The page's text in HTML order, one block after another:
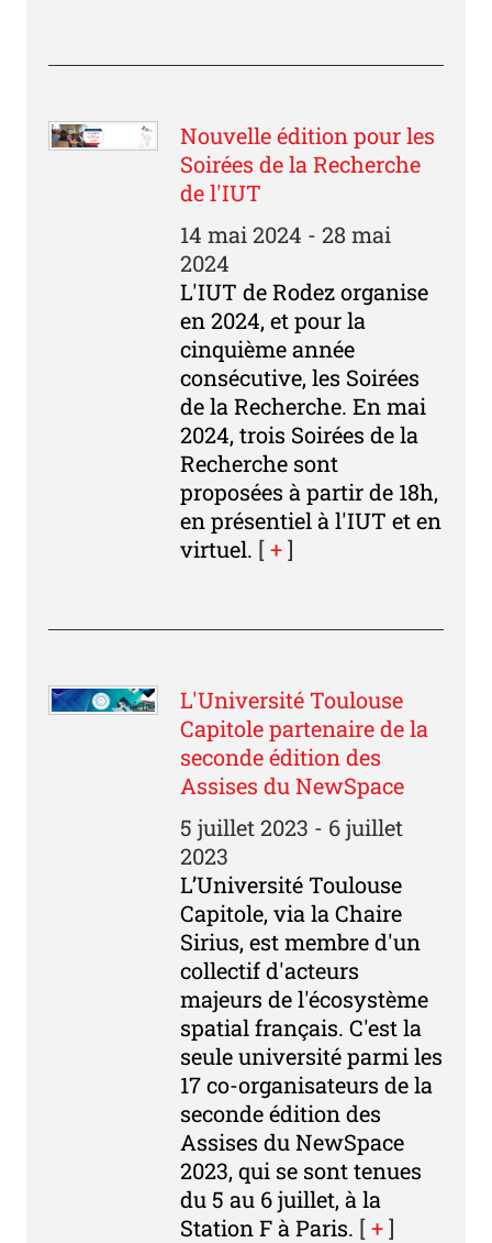
Nouvelle édition pour les
Soirées de la Recherche
de l'IUT
14 mai 2024 - 28 mai
2024
L'IUT de Rodez organise
en 2024, et pour la
cinquième année
consécutive, les Soirées
de la Recherche. En mai
2024, trois Soirées de la
Recherche sont
proposées à partir de 18h,
en présentiel à l'IUT et en
virtuel. [+]
L'Université Toulouse
Capitole partenaire de la
seconde édition des
Assises du NewSpace
5 juillet 2023 - 6 juillet
2023
L’Université Toulouse
Capitole, via la Chaire
Sirius, est membre d'un
collectif d'acteurs
majeurs de l'écosystème
spatial français. C'est la
seule université parmi les
17 co-organisateurs de la
seconde édition des
Assises du NewSpace
2023, qui se sont tenues
du 5 au 6 juillet, à la
Station F à Paris. [+]